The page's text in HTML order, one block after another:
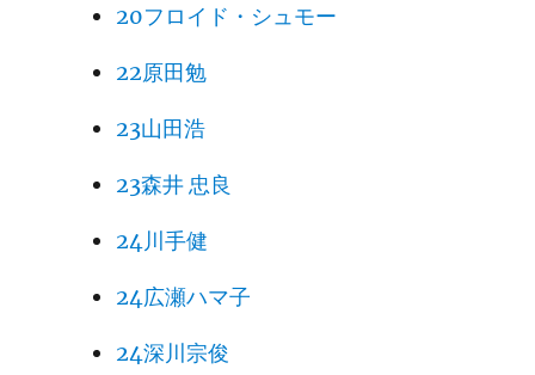
20フロイド・シュモー
22原田勉
23山田浩
23森井 忠良
24川手健
24広瀬ハマ子
24深川宗俊